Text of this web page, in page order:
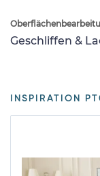
Geschliffen &
INSPIRATION